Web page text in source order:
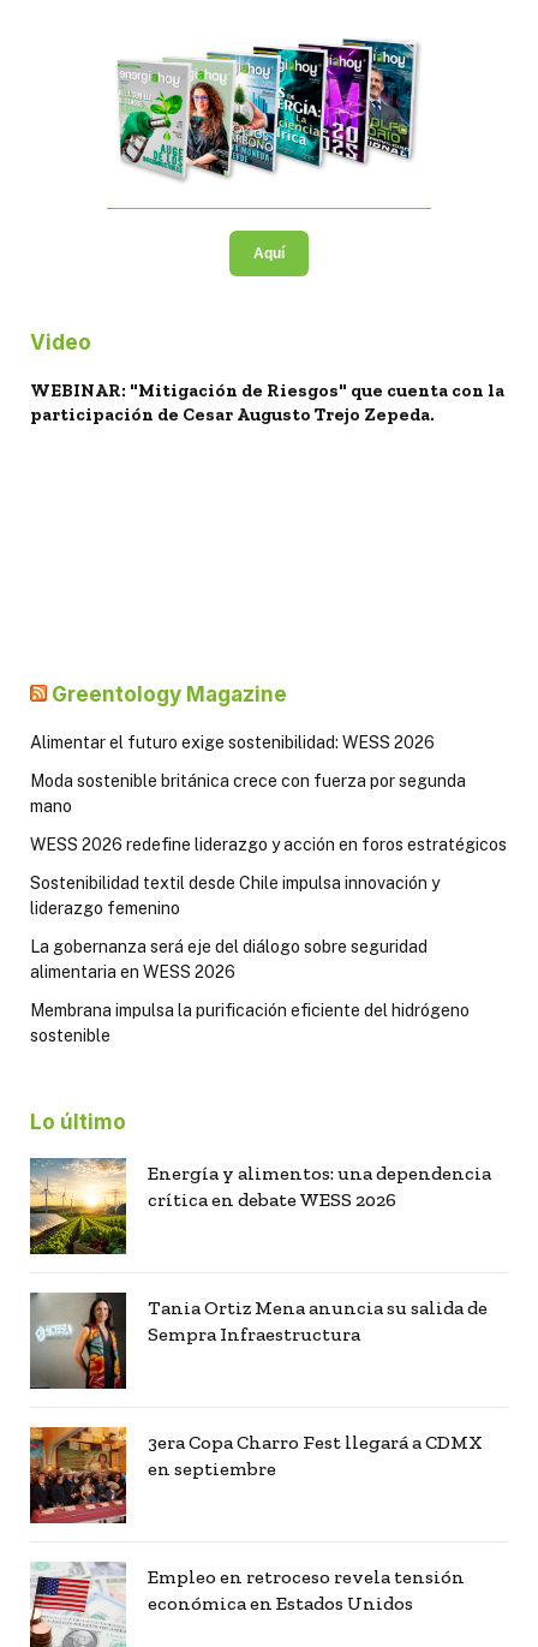
Aquí
Video
WEBINAR: "Mitigación de Riesgos" que cuenta con la
participación de Cesar Augusto Trejo Zepeda.
Greentology Magazine
Alimentar el futuro exige sostenibilidad: WESS 2026
Moda sostenible británica crece con fuerza por segunda
mano
WESS 2026 redefine liderazgo y acción en foros estratégicos
Sostenibilidad textil desde Chile impulsa innovación y
liderazgo femenino
La gobernanza será eje del diálogo sobre seguridad
alimentaria en WESS 2026
Membrana impulsa la purificación eficiente del hidrógeno
sostenible
Lo último
Energía y alimentos: una dependencia
crítica en debate WESS 2026
Tania Ortiz Mena anuncia su salida de
Sempra Infraestructura
3era Copa Charro Fest llegará a CDMX
en septiembre
Empleo en retroceso revela tensión
económica en Estados Unidos